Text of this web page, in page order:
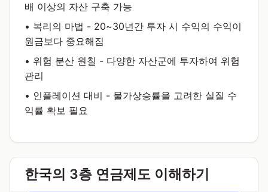
배 이상의 자산 구축 가능
• 복리의 마법 - 20~30년간 투자 시 수익의 수익이
원금보다 중요해짐
• 위험 분산 원칠 - 다양한 자산군에 투자하여 위험
관리
• 인플레이션 대비 - 물가상승률을 고려한 실질 수
익률 확보 필요
한국의 3층 연금제도 이해하기